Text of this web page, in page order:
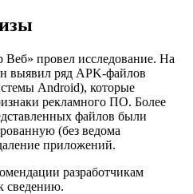
провел исследование. На
выявил ряд APK-файлов
Android), которые
рекламного ПО. Более
файлов были
(без ведома
приложений.
разработчикам
сведению.